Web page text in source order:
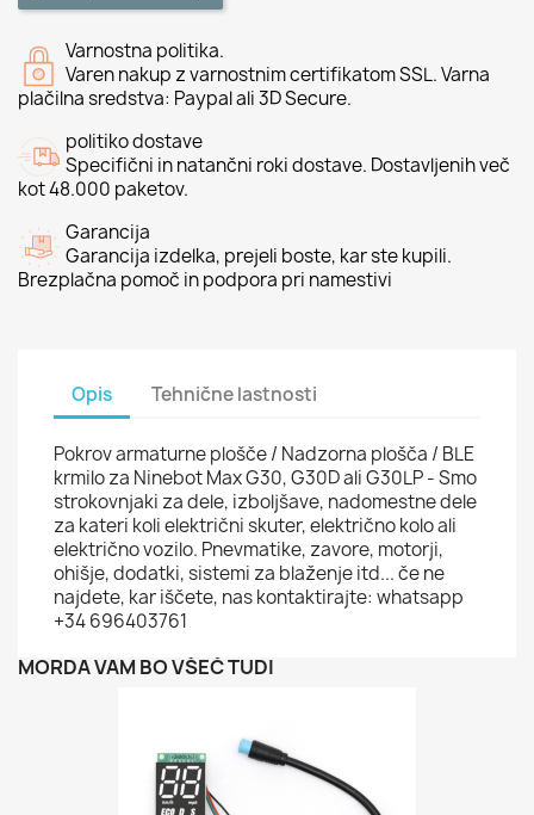
Varnostna politika.
Varen nakup z varnostnim certifikatom SSL. Varna
plačilna sredstva: Paypal ali 3D Secure.
politiko dostave
Specifični in natančni roki dostave. Dostavljenih več
kot 48.000 paketov.
Garancija
Garancija izdelka, prejeli boste, kar ste kupili.
Brezplačna pomoč in podpora pri namestivi
Opis Tehnične lastnosti
Pokrov armaturne plošče / Nadzorna plošča / BLE
krmilo za Ninebot Max G30, G30D ali G30LP - Smo
strokovnjaki za dele, izboljšave, nadomestne dele
za kateri koli električni skuter, električno kolo ali
električno vozilo. Pnevmatike, zavore, motorji,
ohišje, dodatki, sistemi za blaženje itd... če ne
najdete, kar iščete, nas kontaktirajte: whatsapp
+34 696403761
MORDA VAM BO VŠEČ TUDI